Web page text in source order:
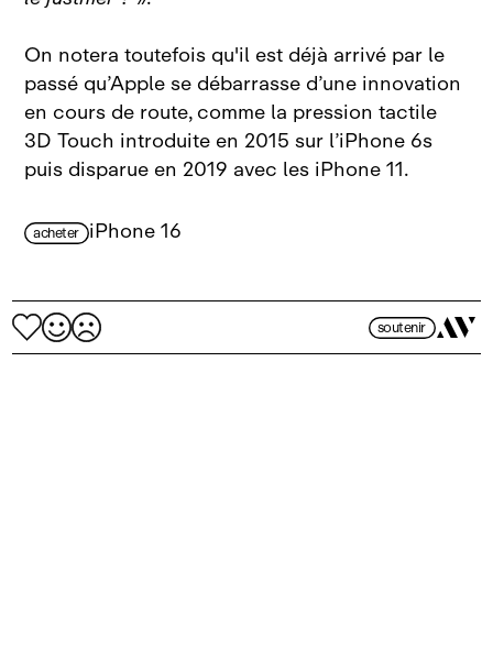
On notera toutefois qu'il est déjà arrivé par le
passé qu’Apple se débarrasse d’une innovation
en cours de route, comme la pression tactile
3D Touch introduite en 2015 sur l’iPhone 6s
puis disparue en 2019 avec les iPhone 11.
acheter iPhone 16
soutenir